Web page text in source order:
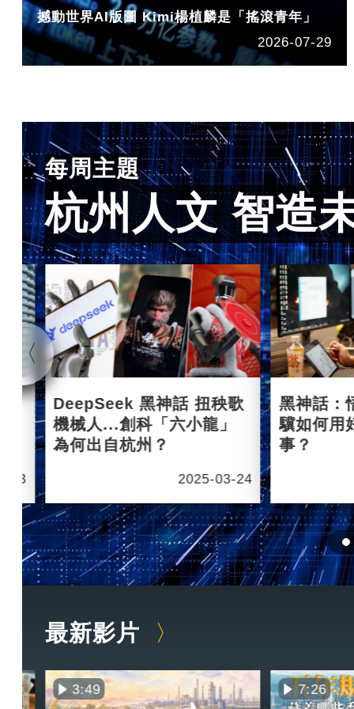
撼動世界AI版圖 Kimi楊植麟是「搖滾青年」
2026-07-29
每周主題
杭州人文 智造
03
DeepSeek 黑神話 扭秧歌
機械人...創科「六小龍」
為何出自杭州？
2025-03-24
黑神話：
驥如何用
事？
最新影片
3:49 7:26